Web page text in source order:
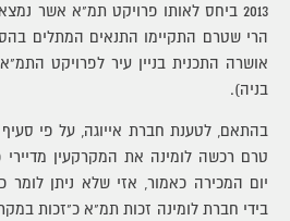
2013 ביחס לאותו פרויקט תמ"א אשר
הרי שטרם התקיימו התנאים המתלים
אושרה התכנית בניין עיר לפרויקט
בניה).
טרם רכשה לומינה את המקרקעין
יום המכירה כאמור, אזי שלא ניתן לומר
בידי חברת לומינה זכות תמ"א כ"זכות